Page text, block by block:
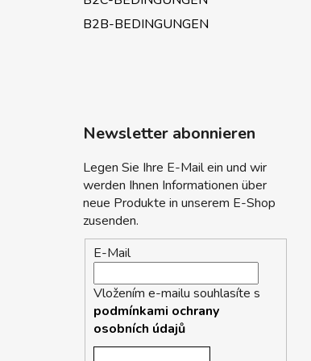
B2B-BEDINGUNGEN
Newsletter abonnieren
Legen Sie Ihre E-Mail ein und wir
werden Ihnen Informationen über
neue Produkte in unserem E-Shop
zusenden.
E-Mail
Vložením e-mailu souhlasíte s
podmínkami ochrany
osobních údajů